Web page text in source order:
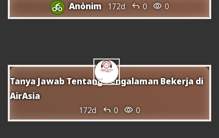
 Anònim 172d  0  0
Tanya Jawab Tentang Pengalaman Bekerja di
AirAsia
172d  0  0